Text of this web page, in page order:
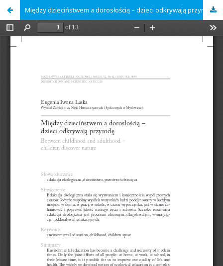
Między dzieciństwem a dorosłością – dzieci odkrywają przyrodę